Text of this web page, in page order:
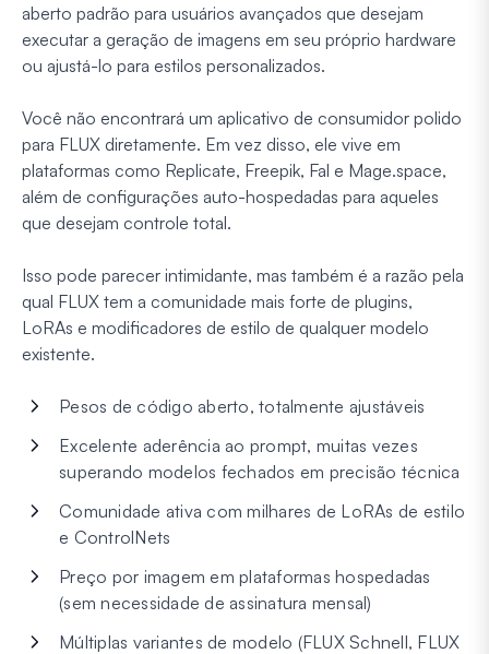
aberto padrão para usuários avançados que desejam
executar a geração de imagens em seu próprio hardware
ou ajustá-lo para estilos personalizados.
Você não encontrará um aplicativo de consumidor polido
para FLUX diretamente. Em vez disso, ele vive em
plataformas como Replicate, Freepik, Fal e Mage.space,
além de configurações auto-hospedadas para aqueles
que desejam controle total.
Isso pode parecer intimidante, mas também é a razão pela
qual FLUX tem a comunidade mais forte de plugins,
LoRAs e modificadores de estilo de qualquer modelo
existente.
Pesos de código aberto, totalmente ajustáveis
Excelente aderência ao prompt, muitas vezes
superando modelos fechados em precisão técnica
Comunidade ativa com milhares de LoRAs de estilo
e ControlNets
Preço por imagem em plataformas hospedadas
(sem necessidade de assinatura mensal)
Múltiplas variantes de modelo (FLUX Schnell, FLUX